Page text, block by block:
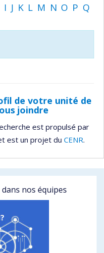
I J K L M N O P Q
de votre unité de
joindre
est propulsé par
est un projet du CENR.
nos équipes